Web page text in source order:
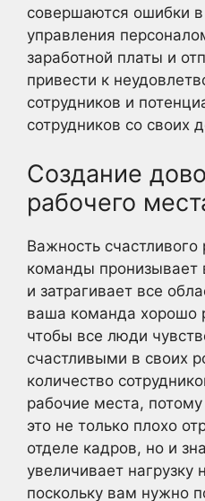
совершаются ошибки в
управления
заработной платы и
привести к
сотрудников и
сотрудников со своих
Создание
рабочего
Важность счастливого
команды пронизывает
и затрагивает все
ваша команда хорошо
чтобы все люди
счастливыми в своих
количество
рабочие места,
это не только плохо
отделе кадров, но и
увеличивает нагрузку
поскольку вам нужно